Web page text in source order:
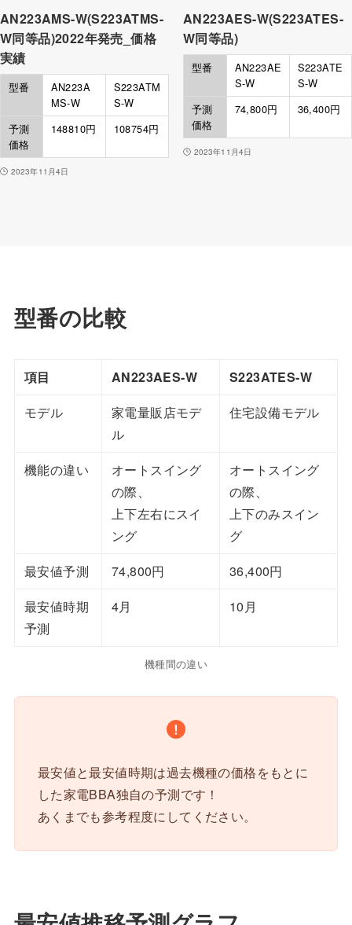
AN223AMS-W(S223ATMS-
W同等品)2022年発売_価格
実績
型番
AN223A
MS-W
S223ATM
S-W
予測
価格
148810円 108754円
2023年11月4日
AN223AES-W(S223ATES-
W同等品)
型番
AN223AE
S-W
S223ATE
S-W
予測
価格
74,800円 36,400円
2023年11月4日
型番の比較
項目 AN223AES-W
S223ATES-W
モデル
家電量販店モデ
ル
住宅設備モデル
機能の違い
オートスイング
の際、
上下左右にスイ
ング
オートスイング
の際、
上下のみスイン
グ
最安値予測
74,800円
36,400円
最安値時期
予測
4月 10月
機種間の違い
最安値と最安値時期は過去機種の価格をもとに
した家電BBA独自の予測です！
あくまでも参考程度にしてください。